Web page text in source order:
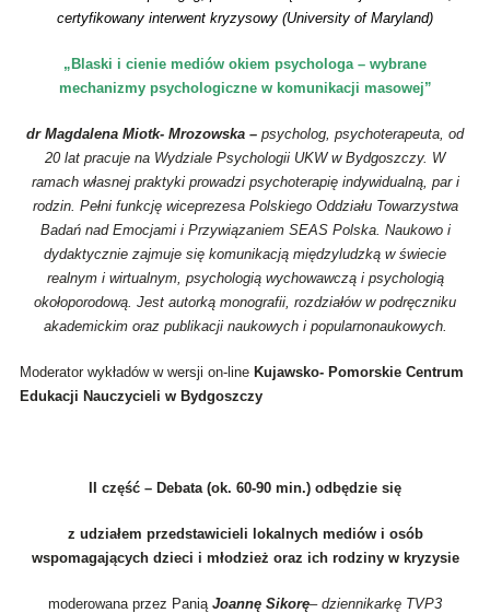
certyfikowany interwent kryzysowy (University of Maryland)
„Blaski i cienie mediów okiem psychologa – wybrane
mechanizmy psychologiczne w komunikacji masowej”
dr Magdalena Miotk- Mrozowska – psycholog, psychoterapeuta, od
20 lat pracuje na Wydziale Psychologii UKW w Bydgoszczy. W
ramach własnej praktyki prowadzi psychoterapię indywidualną, par i
rodzin. Pełni funkcję wiceprezesa Polskiego Oddziału Towarzystwa
Badań nad Emocjami i Przywiązaniem SEAS Polska. Naukowo i
dydaktycznie zajmuje się komunikacją międzyludzką w świecie
realnym i wirtualnym, psychologią wychowawczą i psychologią
okołoporodową. Jest autorką monografii, rozdziałów w podręczniku
akademickim oraz publikacji naukowych i popularnonaukowych.
Moderator wykładów w wersji on-line Kujawsko- Pomorskie Centrum
Edukacji Nauczycieli w Bydgoszczy
II część – Debata (ok. 60-90 min.) odbędzie się
z udziałem przedstawicieli lokalnych mediów i osób
wspomagających dzieci i młodzież oraz ich rodziny w kryzysie
moderowana przez Panią Joannę Sikorę– dziennikarkę TVP3